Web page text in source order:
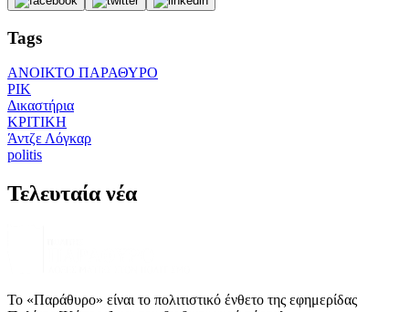
Tags
ΑΝΟΙΚΤΟ ΠΑΡΑΘΥΡΟ
ΡΙΚ
Δικαστήρια
ΚΡΙΤΙΚΗ
Άντζε Λόγκαρ
politis
Τελευταία νέα
Το «Παράθυρο» είναι το πολιτιστικό ένθετο της εφημερίδας